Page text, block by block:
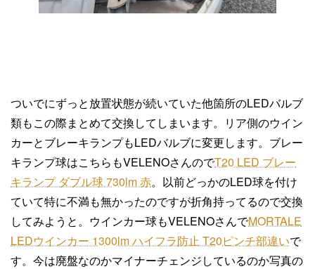
ついでにずっと放置状態が続いていた他箇所のLEDバルブ
類もこの際まとめて交換してしまいます。リア側のウイン
カーとブレーキランプもLEDバルブに変更します。ブレー
キランプ球はこちらもVELENOさんのでT20 LED ブレー
キランプ ダブル球 730lm 赤。以前どっかのLED球を付け
ていて特に不満も無かったのですが折角持ってるので交換
してみようと。ウインカー球もVELENOさんでMORTALE
LEDウインカー 1300lm ハイフラ防止 T20ピンチ部違いで
す。今は廃盤なのかマイナーチェンジしているのか写真の